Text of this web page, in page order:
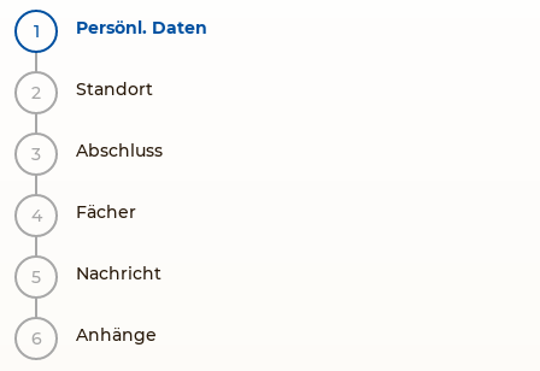
Persönl. Daten
Standort
Abschluss
Fächer
Nachricht
Anhänge